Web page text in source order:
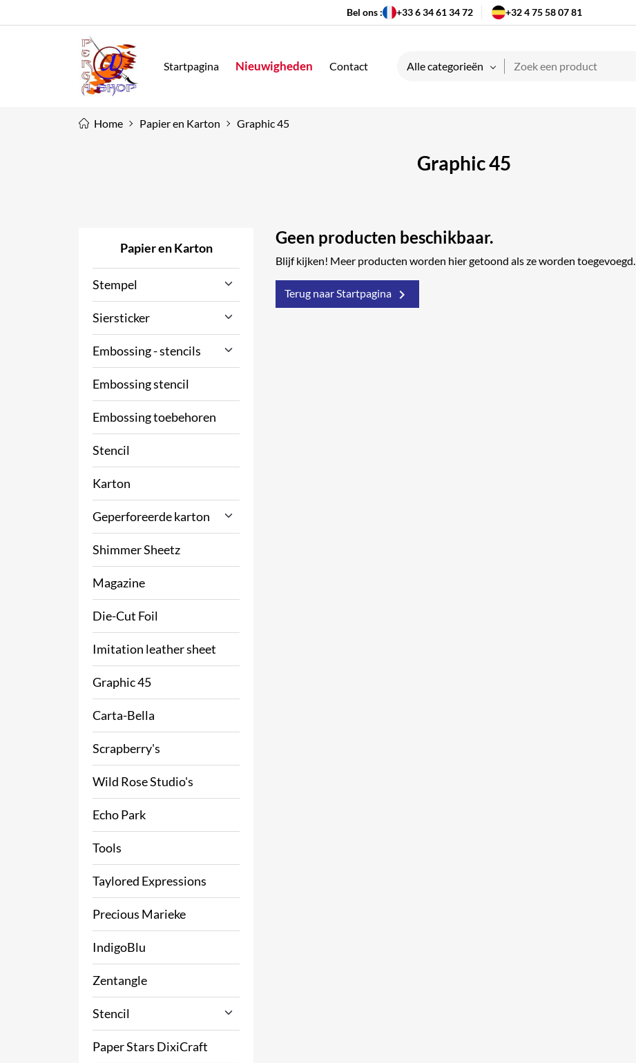
Bel ons : +33 6 34 61 34 72 +32 4 75 58 07 81
Startpagina Nieuwigheden Contact Alle categorieën
Home Papier en Karton Graphic 45
Graphic 45
Papier en Karton
Stempel
Siersticker
Embossing - stencils
Embossing stencil
Embossing toebehoren
Stencil
Karton
Geperforeerde karton
Shimmer Sheetz
Magazine
Die-Cut Foil
Imitation leather sheet
Graphic 45
Carta-Bella
Scrapberry's
Wild Rose Studio's
Echo Park
Tools
Taylored Expressions
Precious Marieke
IndigoBlu
Zentangle
Stencil
Paper Stars DixiCraft
Geen producten beschikbaar.
Blijf kijken! Meer producten worden hier getoond als ze worden toegevoegd.
Terug naar Startpagina 